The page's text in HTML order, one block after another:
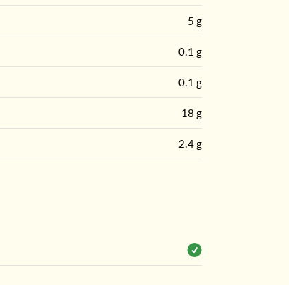
5 g
0.1 g
0.1 g
18 g
2.4 g